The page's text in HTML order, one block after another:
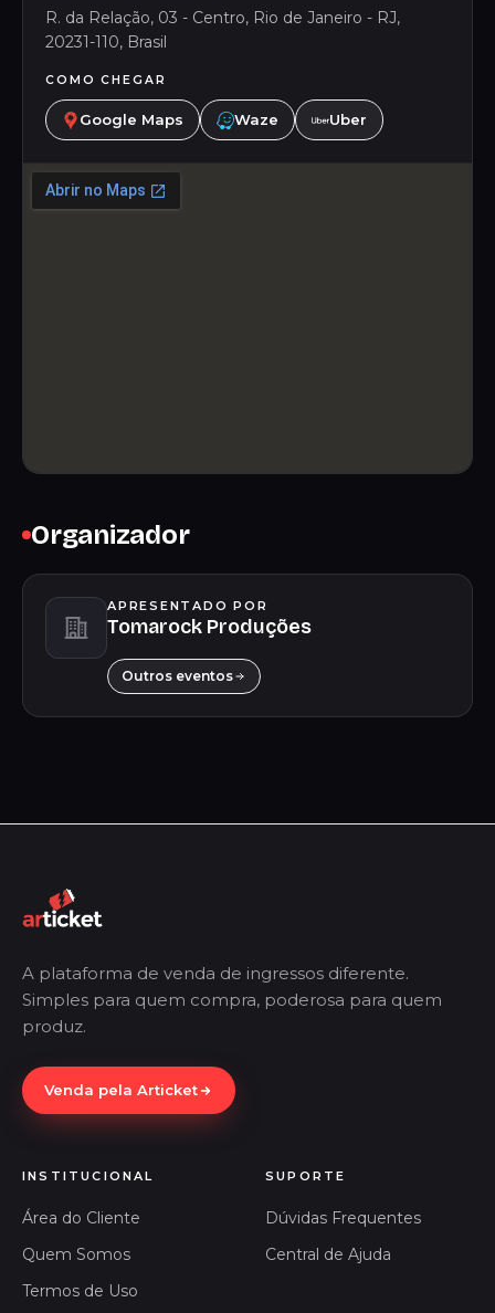
R. da Relação, 03 - Centro, Rio de Janeiro - RJ,
20231-110, Brasil
COMO CHEGAR
Google Maps Waze Uber
Organizador
APRESENTADO POR
Tomarock Produções
Outros eventos
A plataforma de venda de ingressos diferente.
Simples para quem compra, poderosa para quem
produz.
Venda pela Articket
INSTITUCIONAL
Área do Cliente
Quem Somos
Termos de Uso
SUPORTE
Dúvidas Frequentes
Central de Ajuda